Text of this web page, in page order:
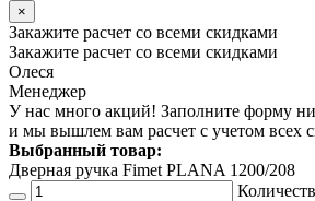
×
Закажите расчет со всеми скидками
Закажите расчет со всеми скидками
Олеся
Менеджер
У нас много акций! Заполните форму
и мы вышлем вам расчет с учетом всех
Выбранный товар:
Дверная ручка Fimet PLANA 1200/208